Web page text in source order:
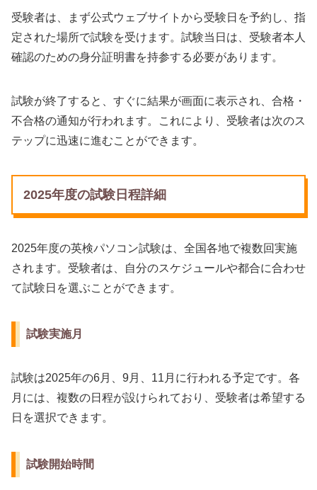
受験者は、まず公式ウェブサイトから受験日を予約し、指
定された場所で試験を受けます。試験当日は、受験者本人
確認のための身分証明書を持参する必要があります。
試験が終了すると、すぐに結果が画面に表示され、合格・
不合格の通知が行われます。これにより、受験者は次のス
テップに迅速に進むことができます。
2025年度の試験日程詳細
2025年度の英検パソコン試験は、全国各地で複数回実施
されます。受験者は、自分のスケジュールや都合に合わせ
て試験日を選ぶことができます。
試験実施月
試験は2025年の6月、9月、11月に行われる予定です。各
月には、複数の日程が設けられており、受験者は希望する
日を選択できます。
試験開始時間